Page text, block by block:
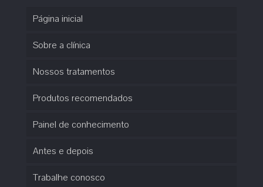
Página inicial
Sobre a clínica
Nossos tratamentos
Produtos recomendados
Painel de conhecimento
Antes e depois
Trabalhe conosco